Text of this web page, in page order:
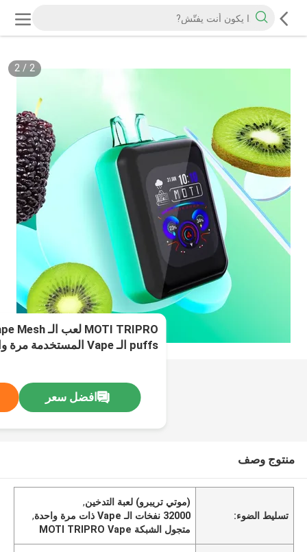
2
/
2
puffs الـ Vape المستخدمة مرة واحدة
افضل سعر
منتوج وصف
تسليط الضوء:
(موتي تريبرو) لعبة التدخين,
32000 نفخات الـ Vape ذات مرة واحدة
,
متجول الشبكة MOTI TRIPRO Vape